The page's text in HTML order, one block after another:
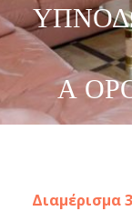
Α
Διαμέρισμα